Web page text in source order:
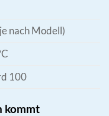
nach Modell)
100
kommt